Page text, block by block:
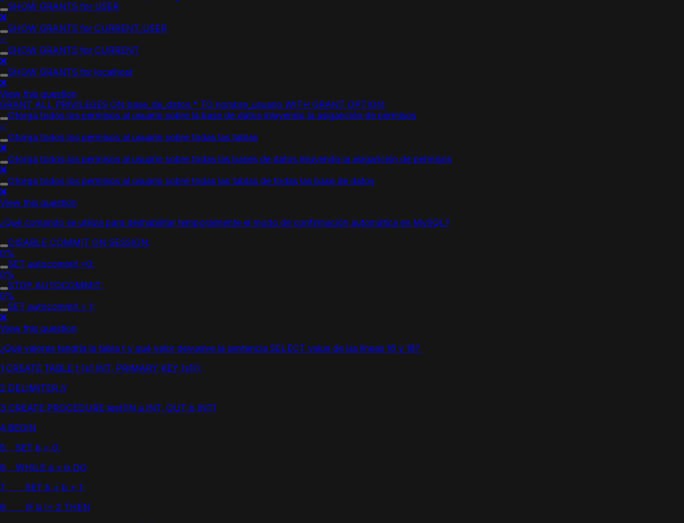
SHOW GRANTS for USER
❌
SHOW GRANTS for CURRENT_USER
✅
SHOW GRANTS for CURRENT
❌
SHOW GRANTS for localhost
❌
View this question
GRANT ALL PRIVILEGES ON base_de_datos.* TO nombre_usuario WITH GRANT OPTION;
Otorga todos los permisos al usuario sobre la base de datos inluyendo la asiganción de permisos
✅
Otorga todos los permisos al usuario sobre todas las tablas
❌
Otorga todos los permisos al usuario sobre todas las bases de datos inluyendo la asiganción de permisos
❌
Otorga todos los permisos al usuario sobre todas las tablas de todas las base de datos
❌
View this question
¿Qué comando se utiliza para deshabilitar temporalmente el modo de confirmación automática en MySQL?
DISABLE COMMIT ON SESSION;
0%
SET autocommit =0;
0%
STOP AUTOCOMMIT;
0%
SET autocommit = 1;
❌
View this question
¿Qué valores tendría la tabla t y qué valor devuelve la sentencia SELECT value de las líneas 16 y 18?
1 CREATE TABLE t (s1 INT, PRIMARY KEY (s1));
2 DELIMITER //
3 CREATE PROCEDURE test(IN a INT, OUT b INT)
4 BEGIN
5 SET b = 0;
6 WHILE a > b DO
7 SET b = b + 1;
8 IF b != 2 THEN